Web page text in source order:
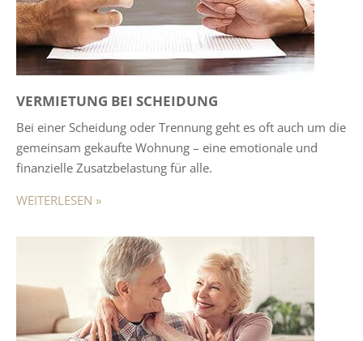
VERMIETUNG BEI SCHEIDUNG
Bei einer Scheidung oder Trennung geht es oft auch um die
gemeinsam gekaufte Wohnung – eine emotionale und
finanzielle Zusatzbelastung für alle.
WEITERLESEN »